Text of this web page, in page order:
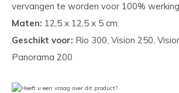
vervangen te worden voor 100%
Maten: 12,5 x 12,5 x 5 cm.
Geschikt voor: Rio 300, Vision 250,
Panorama 200